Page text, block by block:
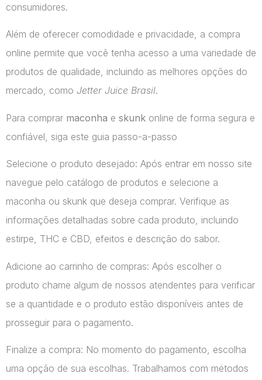
consumidores.
Além de oferecer comodidade e privacidade, a compra
online permite que você tenha acesso a uma variedade de
produtos de qualidade, incluindo as melhores opções do
mercado, como Jetter Juice Brasil.
Para comprar maconha e skunk online de forma segura e
confiável, siga este guia passo-a-passo
Selecione o produto desejado: Após entrar em nosso site
navegue pelo catálogo de produtos e selecione a
maconha ou skunk que deseja comprar. Verifique as
informações detalhadas sobre cada produto, incluindo
estirpe, THC e CBD, efeitos e descrição do sabor.
Adicione ao carrinho de compras: Após escolher o
produto chame algum de nossos atendentes para verificar
se a quantidade e o produto estão disponíveis antes de
prosseguir para o pagamento.
Finalize a compra: No momento do pagamento, escolha
uma opção de sua escolhas. Trabalhamos com métodos